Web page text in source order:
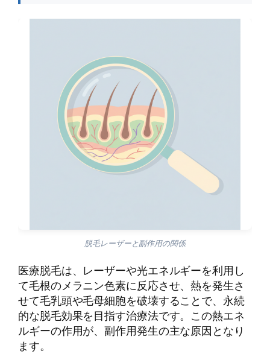
脱毛レーザーと副作用の関係
医療脱毛は、レーザーや光エネルギーを利用し
て毛根のメラニン色素に反応させ、熱を発生さ
せて毛乳頭や毛母細胞を破壊することで、永続
的な脱毛効果を目指す治療法です。この熱エネ
ルギーの作用が、副作用発生の主な原因となり
ます。